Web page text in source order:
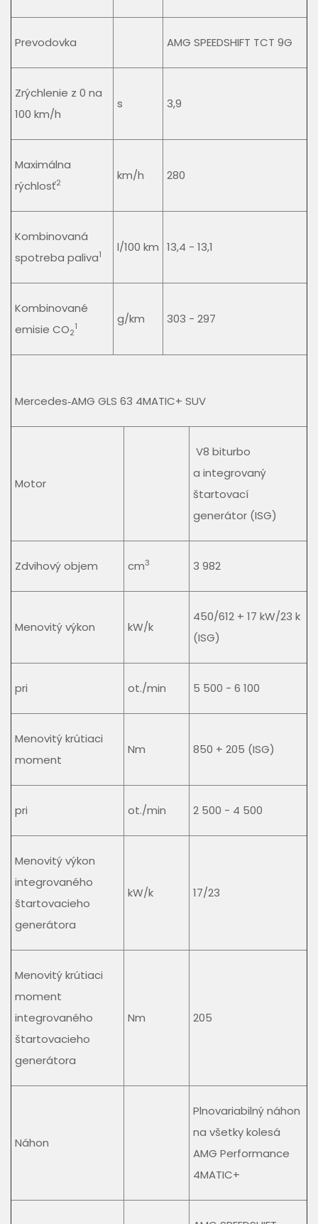
Prevodovka AMG SPEEDSHIFT TCT 9G
Zrýchlenie z 0 na
100 km/h
s 3,9
Maximálna
rýchlosť2
km/h 280
Kombinovaná
spotreba paliva1
l/100 km 13,4 - 13,1
Kombinované
emisie CO2
1
g/km 303 - 297
Mercedes‑AMG GLS 63 4MATIC+ SUV
Motor
V8 biturbo
a integrovaný
štartovací
generátor (ISG)
Zdvihový objem cm3 3 982
Menovitý výkon kW/k
450/612 + 17 kW/23 k
(ISG)
pri ot./min 5 500 - 6 100
Menovitý krútiaci
moment
Nm 850 + 205 (ISG)
pri ot./min 2 500 - 4 500
Menovitý výkon
integrovaného
štartovacieho
generátora
kW/k 17/23
Menovitý krútiaci
moment
integrovaného
štartovacieho
generátora
Nm 205
Náhon
Plnovariabilný náhon
na všetky kolesá
AMG Performance
4MATIC+